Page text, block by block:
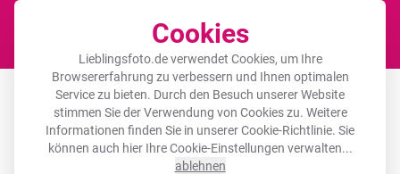
Cookies
Lieblingsfoto.de verwendet Cookies, um Ihre
Browsererfahrung zu verbessern und Ihnen optimalen
Service zu bieten. Durch den Besuch unserer Website
stimmen Sie der Verwendung von Cookies zu. Weitere
Informationen finden Sie in unsererCookie-Richtlinie. Sie
können auch hier Ihre Cookie-Einstellungen verwalten...
ablehnen
Runde Bilderrahmen -
Blumenarrangement - Vase - Schwarz